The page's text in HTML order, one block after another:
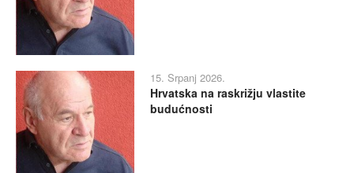
15. Srpanj 2026.
Hrvatska na raskrižju vlastite
budućnosti